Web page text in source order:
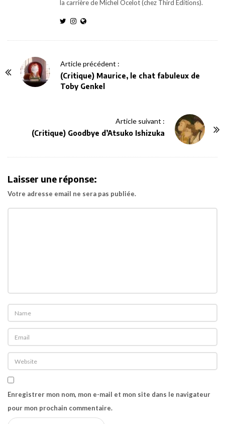
la carrière de Michel Ocelot (chez Third Editions).
Article précédent :
(Critique) Maurice, le chat fabuleux de
Toby Genkel
Article suivant :
(Critique) Goodbye d’Atsuko Ishizuka
Laisser une réponse:
Votre adresse email ne sera pas publiée.
Enregistrer mon nom, mon e-mail et mon site dans le navigateur
pour mon prochain commentaire.